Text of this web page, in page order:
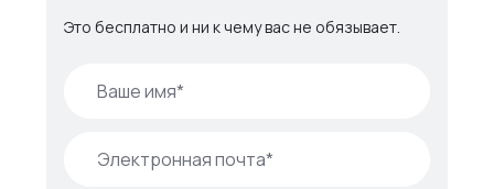
Это бесплатно и ни к чему вас не обязывает.